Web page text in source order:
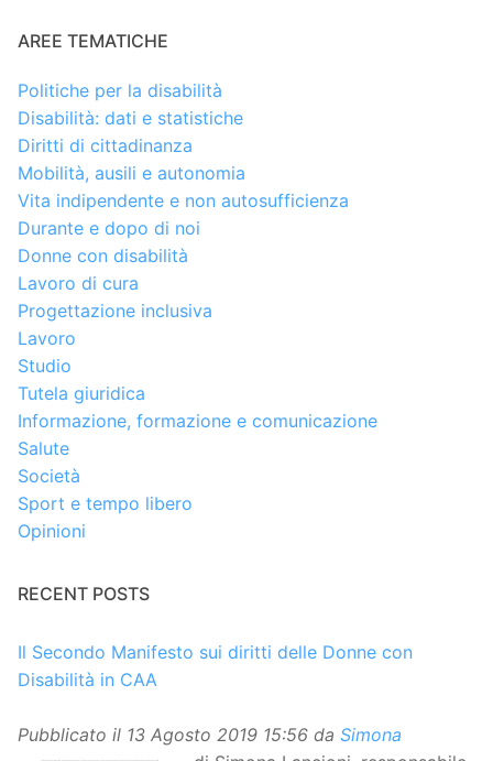
AREE TEMATICHE
Politiche per la disabilità
Disabilità: dati e statistiche
Diritti di cittadinanza
Mobilità, ausili e autonomia
Vita indipendente e non autosufficienza
Durante e dopo di noi
Donne con disabilità
Lavoro di cura
Progettazione inclusiva
Lavoro
Studio
Tutela giuridica
Informazione, formazione e comunicazione
Salute
Società
Sport e tempo libero
Opinioni
RECENT POSTS
Il Secondo Manifesto sui diritti delle Donne con
Disabilità in CAA
Pubblicato il 13 Agosto 2019 15:56 da Simona